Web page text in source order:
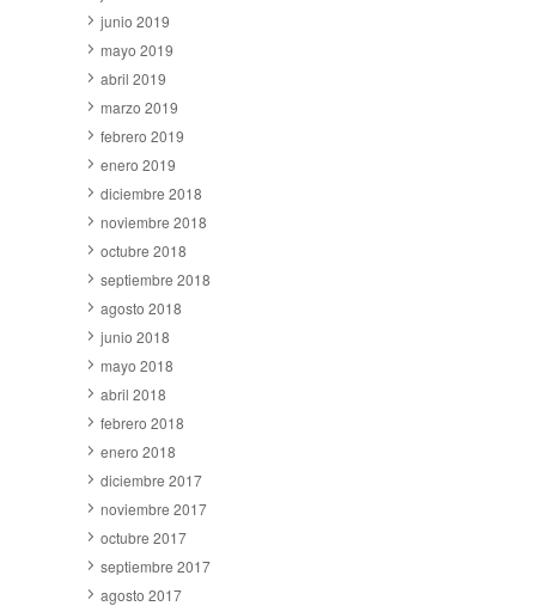
junio 2019
mayo 2019
abril 2019
marzo 2019
febrero 2019
enero 2019
diciembre 2018
noviembre 2018
octubre 2018
septiembre 2018
agosto 2018
junio 2018
mayo 2018
abril 2018
febrero 2018
enero 2018
diciembre 2017
noviembre 2017
octubre 2017
septiembre 2017
agosto 2017